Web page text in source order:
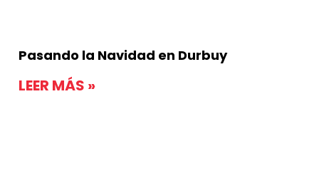
Pasando la Navidad en Durbuy
LEER MÁS »